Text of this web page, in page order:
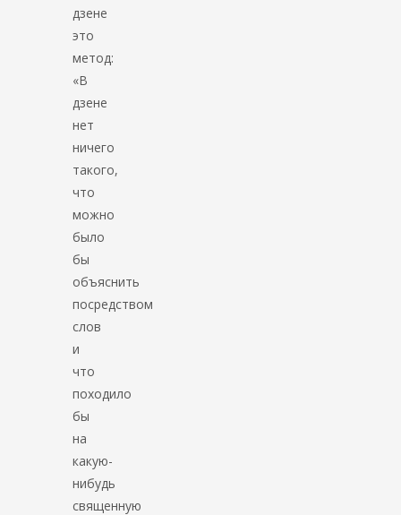
дзене
это
метод:
«В
дзене
нет
ничего
такого,
что
можно
было
бы
объяснить
посредством
слов
и
что
походило
бы
на
какую-
нибудь
священную